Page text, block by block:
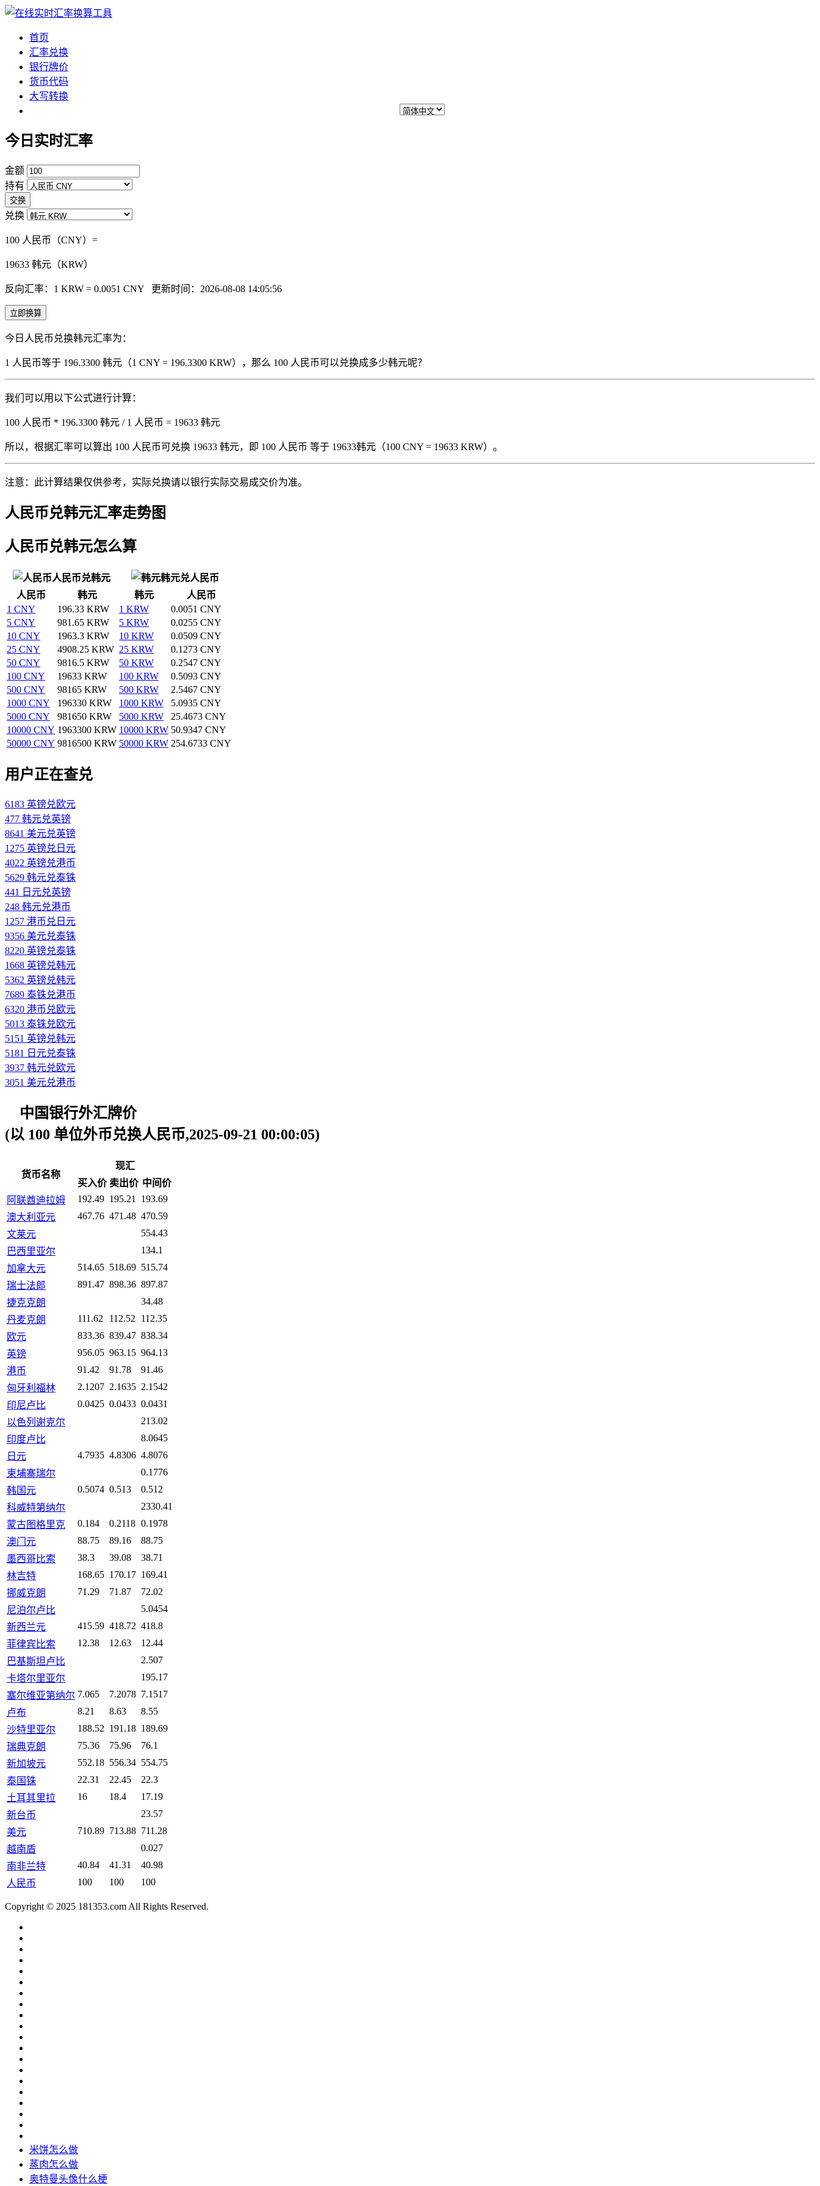
首页
汇率兑换
银行牌价
货币代码
大写转换
今日实时汇率
金额
持有
交换
兑换
100 人民币（CNY）=
19633 韩元（KRW）
反向汇率：1 KRW = 0.0051 CNY 更新时间：2026-08-08 14:05:56
立即换算
今日人民币兑换韩元汇率为：
1 人民币等于 196.3300 韩元（1 CNY = 196.3300 KRW），那么 100 人民币可以兑换成多少韩元呢？
我们可以用以下公式进行计算：
100 人民币 * 196.3300 韩元 / 1 人民币 = 19633 韩元
所以，根据汇率可以算出 100 人民币可兑换 19633 韩元，即 100 人民币 等于 19633韩元（100 CNY = 19633 KRW）。
注意：此计算结果仅供参考，实际兑换请以银行实际交易成交价为准。
人民币兑韩元汇率走势图
人民币兑韩元怎么算
人民币兑韩元
韩元兑人民币
人民币
韩元 韩元
人民币
1 CNY
196.33 KRW 1 KRW
0.0051 CNY
5 CNY
981.65 KRW 5 KRW
0.0255 CNY
10 CNY
1963.3 KRW 10 KRW
0.0509 CNY
25 CNY
4908.25 KRW 25 KRW
0.1273 CNY
50 CNY
9816.5 KRW 50 KRW
0.2547 CNY
100 CNY
19633 KRW 100 KRW
0.5093 CNY
500 CNY
98165 KRW 500 KRW
2.5467 CNY
1000 CNY
196330 KRW 1000 KRW
5.0935 CNY
5000 CNY
981650 KRW 5000 KRW
25.4673 CNY
10000 CNY 1963300 KRW 10000 KRW 50.9347 CNY
50000 CNY 9816500 KRW 50000 KRW 254.6733 CNY
用户正在查兑
6183 英镑兑欧元
477 韩元兑英镑
8641 美元兑英镑
1275 英镑兑日元
4022 英镑兑港币
5629 韩元兑泰铢
441 日元兑英镑
248 韩元兑港币
1257 港币兑日元
9356 美元兑泰铢
8220 英镑兑泰铢
1668 英镑兑韩元
5362 英镑兑韩元
7689 泰铢兑港币
6320 港币兑欧元
5013 泰铢兑欧元
5151 英镑兑韩元
5181 日元兑泰铢
3937 韩元兑欧元
3051 美元兑港币
中国银行外汇牌价
(以 100 单位外币兑换人民币,2025-09-21 00:00:05)
货币名称
现汇
买入价 卖出价 中间价
阿联酋迪拉姆
192.49 195.21
193.69
澳大利亚元
467.76 471.48 470.59
文莱元
554.43
巴西里亚尔
134.1
加拿大元
514.65 518.69 515.74
瑞士法郎
891.47 898.36 897.87
捷克克朗
34.48
丹麦克朗
111.62 112.52
112.35
欧元
833.36 839.47 838.34
英镑
956.05 963.15 964.13
港币
91.42 91.78
91.46
匈牙利福林
2.1207 2.1635 2.1542
印尼卢比
0.0425 0.0433 0.0431
以色列谢克尔
213.02
印度卢比
8.0645
日元
4.7935 4.8306 4.8076
柬埔寨瑞尔
0.1776
韩国元
0.5074 0.513
0.512
科威特第纳尔
2330.41
蒙古图格里克
0.184 0.2118 0.1978
澳门元
88.75 89.16
88.75
墨西哥比索
38.3 39.08
38.71
林吉特
168.65 170.17 169.41
挪威克朗
71.29 71.87
72.02
尼泊尔卢比
5.0454
新西兰元
415.59 418.72 418.8
菲律宾比索
12.38 12.63
12.44
巴基斯坦卢比
2.507
卡塔尔里亚尔
195.17
塞尔维亚第纳尔 7.065 7.2078 7.1517
卢布
8.21 8.63
8.55
沙特里亚尔
188.52 191.18 189.69
瑞典克朗
75.36 75.96
76.1
新加坡元
552.18 556.34 554.75
泰国铢
22.31 22.45
22.3
土耳其里拉
16 18.4
17.19
新台币
23.57
美元
710.89 713.88 711.28
越南盾
0.027
南非兰特
40.84 41.31
40.98
人民币
100 100 100
Copyright © 2025 181353.com All Rights Reserved.
米饼怎么做
蒸肉怎么做
奥特曼头像什么梗